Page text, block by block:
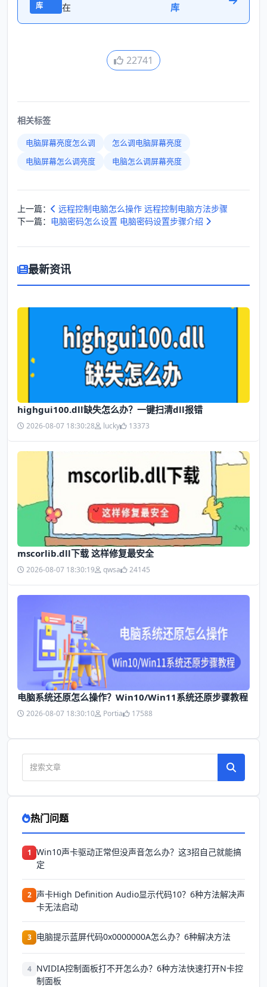
库 在 库
22741
相关标签
电脑屏幕亮度怎么调
怎么调电脑屏幕亮度
电脑屏幕怎么调亮度
电脑怎么调屏幕亮度
上一篇：
远程控制电脑怎么操作 远程控制电脑方法步骤
下一篇： 电脑密码怎么设置 电脑密码设置步骤介绍
最新资讯
highgui100.dll缺失怎么办？一键扫清dll报错
2026-08-07 18:30:28 lucky 13373
mscorlib.dll下载 这样修复最安全
2026-08-07 18:30:19 qwsa 24145
电脑系统还原怎么操作？Win10/Win11系统还原步骤教程
2026-08-07 18:30:10 Portia 17588
热门问题
1 Win10声卡驱动正常但没声音怎么办？这3招自己就能搞
定
2 声卡High Definition Audio显示代码10？6种方法解决声
卡无法启动
3 电脑提示蓝屏代码0x0000000A怎么办？6种解决方法
4 NVIDIA控制面板打不开怎么办？6种方法快速打开N卡控
制面板